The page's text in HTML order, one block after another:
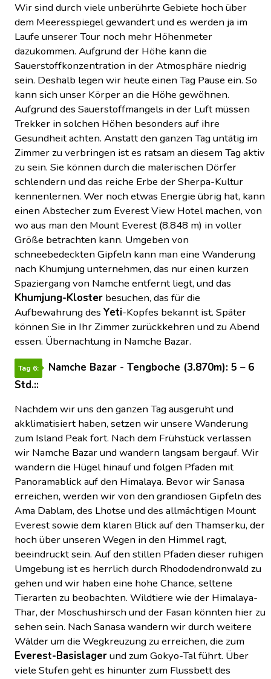
Wir sind durch viele unberührte Gebiete hoch über
dem Meeresspiegel gewandert und es werden ja im
Laufe unserer Tour noch mehr Höhenmeter
dazukommen. Aufgrund der Höhe kann die
Sauerstoffkonzentration in der Atmosphäre niedrig
sein. Deshalb legen wir heute einen Tag Pause ein. So
kann sich unser Körper an die Höhe gewöhnen.
Aufgrund des Sauerstoffmangels in der Luft müssen
Trekker in solchen Höhen besonders auf ihre
Gesundheit achten. Anstatt den ganzen Tag untätig im
Zimmer zu verbringen ist es ratsam an diesem Tag aktiv
zu sein. Sie können durch die malerischen Dörfer
schlendern und das reiche Erbe der Sherpa-Kultur
kennenlernen. Wer noch etwas Energie übrig hat, kann
einen Abstecher zum Everest View Hotel machen, von
wo aus man den Mount Everest (8.848 m) in voller
Größe betrachten kann. Umgeben von
schneebedeckten Gipfeln kann man eine Wanderung
nach Khumjung unternehmen, das nur einen kurzen
Spaziergang von Namche entfernt liegt, und das
Khumjung-Kloster besuchen, das für die
Aufbewahrung des Yeti-Kopfes bekannt ist. Später
können Sie in Ihr Zimmer zurückkehren und zu Abend
essen. Übernachtung in Namche Bazar.
Tag 6:
Namche Bazar - Tengboche (3.870m): 5 – 6
Std.::
Nachdem wir uns den ganzen Tag ausgeruht und
akklimatisiert haben, setzen wir unsere Wanderung
zum Island Peak fort. Nach dem Frühstück verlassen
wir Namche Bazar und wandern langsam bergauf. Wir
wandern die Hügel hinauf und folgen Pfaden mit
Panoramablick auf den Himalaya. Bevor wir Sanasa
erreichen, werden wir von den grandiosen Gipfeln des
Ama Dablam, des Lhotse und des allmächtigen Mount
Everest sowie dem klaren Blick auf den Thamserku, der
hoch über unseren Wegen in den Himmel ragt,
beeindruckt sein. Auf den stillen Pfaden dieser ruhigen
Umgebung ist es herrlich durch Rhododendronwald zu
gehen und wir haben eine hohe Chance, seltene
Tierarten zu beobachten. Wildtiere wie der Himalaya-
Thar, der Moschushirsch und der Fasan könnten hier zu
sehen sein. Nach Sanasa wandern wir durch weitere
Wälder um die Wegkreuzung zu erreichen, die zum
Everest-Basislagerund zum Gokyo-Tal führt. Über
viele Stufen geht es hinunter zum Flussbett des